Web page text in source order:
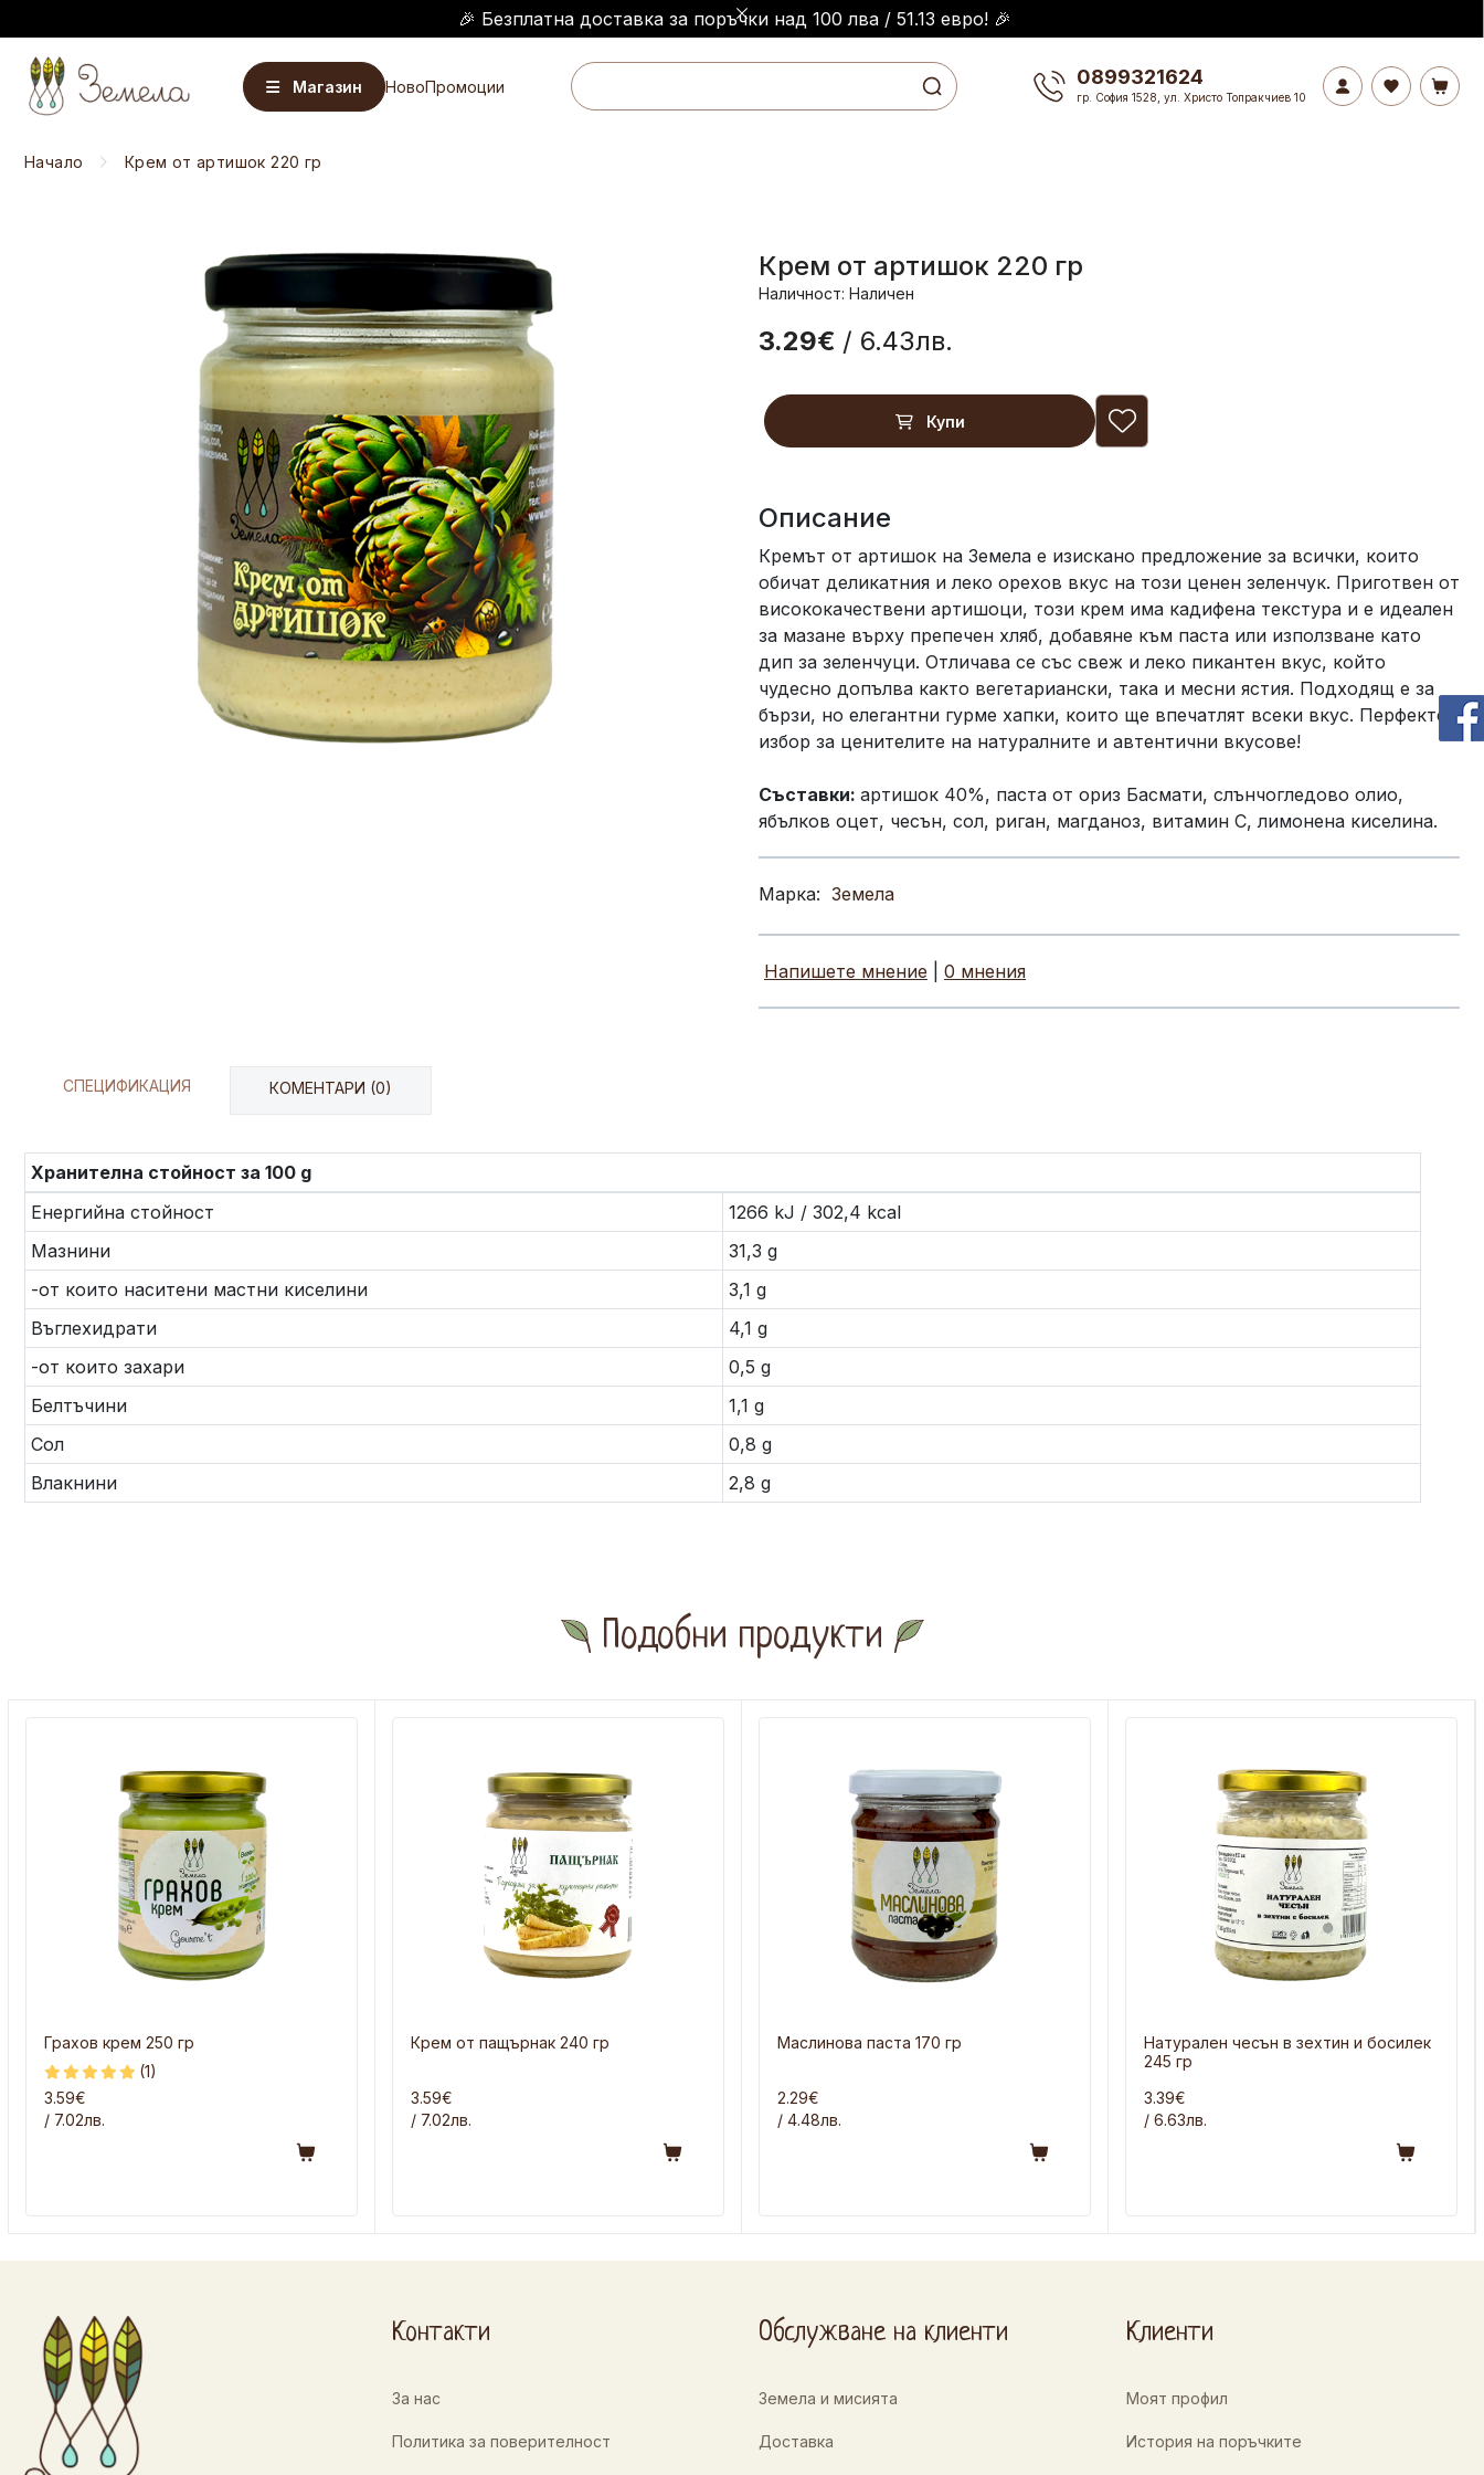
🎉 Безплатна доставка за поръчки над 100 лва / 51.13 евро! 🎉
Магазин НовоПромоции 0899321624
гр. София 1528, ул. Христо Топракчиев 10
Начало Крем от артишок 220 гр
Крем от артишок 220 гр
Наличност: Наличен
3.29€ / 6.43лв.
Купи
Описание
Кремът от артишок на Земела е изискано предложение за всички, които
обичат деликатния и леко орехов вкус на този ценен зеленчук. Приготвен от
висококачествени артишоци, този крем има кадифена текстура и е идеален
за мазане върху препечен хляб, добавяне към паста или използване като
дип за зеленчуци. Отличава се със свеж и леко пикантен вкус, който
чудесно допълва както вегетариански, така и месни ястия. Подходящ е за
бързи, но елегантни гурме хапки, които ще впечатлят всеки вкус. Перфектен
избор за ценителите на натуралните и автентични вкусове!
Съставки: артишок 40%, паста от ориз Басмати, слънчогледово олио,
ябълков оцет, чесън, сол, риган, магданоз, витамин C, лимонена киселина.
Марка: Земела
Напишете мнение 0 мнения
СПЕЦИФИКАЦИЯ КОМЕНТАРИ (0)
Хранителна стойност за 100 g
Енергийна стойност
1266 kJ / 302,4 kcal
Мазнини
31,3 g
-от които наситени мастни киселини
3,1 g
Въглехидрати
4,1 g
-от които захари
0,5 g
Белтъчини
1,1 g
Сол
0,8 g
Влакнини
2,8 g
Подобни продукти
(1)
Грахов крем 250 гр
3.59€
/ 7.02лв.
Крем от пащърнак 240 гр
3.59€
/ 7.02лв.
Маслинова паста 170 гр
2.29€
/ 4.48лв.
Натурален чесън в зехтин и босилек
245 гр
3.39€
/ 6.63лв.
Контакти
За нас
Политика за поверителност
Обслужване на клиенти
Земела и мисията
Доставка
Клиенти
Моят профил
История на поръчките